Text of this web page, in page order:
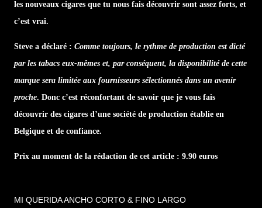
les nouveaux cigares que tu nous fais découvrir sont assez forts, et
c’est vrai.
Steve a déclaré : Comme toujours, le rythme de production est dicté
par les tabacs eux-mêmes et, par conséquent, la disponibilité de cette
marque sera limitée aux fournisseurs sélectionnés dans un avenir
proche. Donc c’est réconfortant de savoir que je vous fais
découvrir des cigares d’une société de production établie en
Belgique et de confiance.
Prix au moment de la rédaction de cet article : 9.90 euros
MI QUERIDA ANCHO CORTO & FINO LARGO